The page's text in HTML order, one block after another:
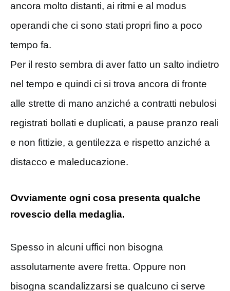
ancora molto distanti, ai ritmi e al modus
operandi che ci sono stati propri fino a poco
tempo fa.
Per il resto sembra di aver fatto un salto indietro
nel tempo e quindi ci si trova ancora di fronte
alle strette di mano anziché a contratti nebulosi
registrati bollati e duplicati, a pause pranzo reali
e non fittizie, a gentilezza e rispetto anziché a
distacco e maleducazione.
Ovviamente ogni cosa presenta qualche
rovescio della medaglia.
Spesso in alcuni uffici non bisogna
assolutamente avere fretta. Oppure non
bisogna scandalizzarsi se qualcuno ci serve